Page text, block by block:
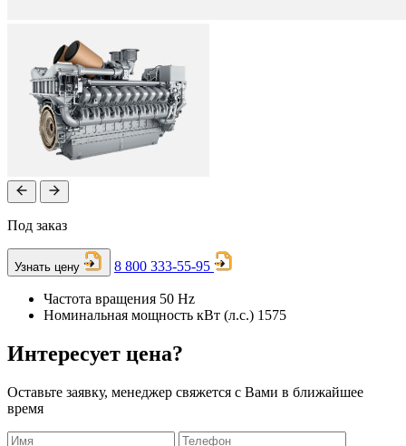
Под заказ
Узнать цену 8 800 333-55-95
Частота вращения 50 Hz
Номинальная мощность кВт (л.с.) 1575
Интересует цена?
Оставьте заявку, менеджер свяжется с Вами в ближайшее
время